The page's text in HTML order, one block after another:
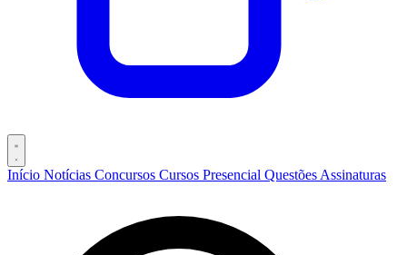
Início Notícias Concursos Cursos Presencial Questões Assinaturas